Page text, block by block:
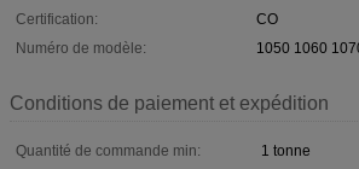
Certification:
CO
Numéro de modèle:
1050 1060
Conditions de paiement et expédition
Quantité de commande min:
1 tonne